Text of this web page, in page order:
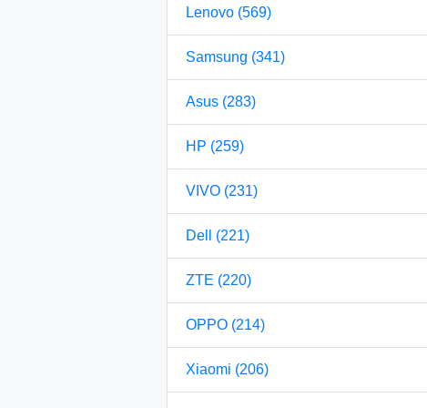
Lenovo (569)
Samsung (341)
Asus (283)
HP (259)
VIVO (231)
Dell (221)
ZTE (220)
OPPO (214)
Xiaomi (206)